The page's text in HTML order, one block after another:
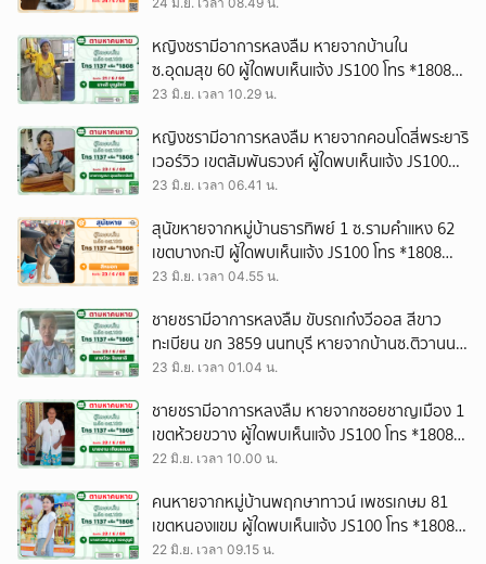
หญิงชรามีอาการหลงลืม หายจากบ้านใน
ซ.อุดมสุข 60 ผู้ใดพบเห็นแจ้ง JS100 โทร *1808
หรือ 1137
23 มิ.ย. เวลา 10.29 น.
หญิงชรามีอาการหลงลืม หายจากคอนโดสี่พระยาริ
เวอร์วิว เขตสัมพันธวงศ์ ผู้ใดพบเห็นแจ้ง JS100
โทร *1808 หรือ 1137
23 มิ.ย. เวลา 06.41 น.
สุนัขหายจากหมู่บ้านธารทิพย์ 1 ซ.รามคำแหง 62
เขตบางกะปิ ผู้ใดพบเห็นแจ้ง JS100 โทร *1808
หรือ 1137
23 มิ.ย. เวลา 04.55 น.
ชายชรามีอาการหลงลืม ขับรถเก๋งวีออส สีขาว
ทะเบียน ขก 3859 นนทบุรี หายจากบ้านซ.ติวานนท์
38 อ.เมือง จ.นนทบุรี ผู้ใดพบเห็นแจ้ง JS100 โทร
23 มิ.ย. เวลา 01.04 น.
ชายชรามีอาการหลงลืม หายจากซอยชาญเมือง 1
เขตห้วยขวาง ผู้ใดพบเห็นแจ้ง JS100 โทร *1808
หรือ 1137
22 มิ.ย. เวลา 10.00 น.
คนหายจากหมู่บ้านพฤกษาทาวน์ เพชรเกษม 81
เขตหนองแขม ผู้ใดพบเห็นแจ้ง JS100 โทร *1808
หรือ 1137
22 มิ.ย. เวลา 09.15 น.